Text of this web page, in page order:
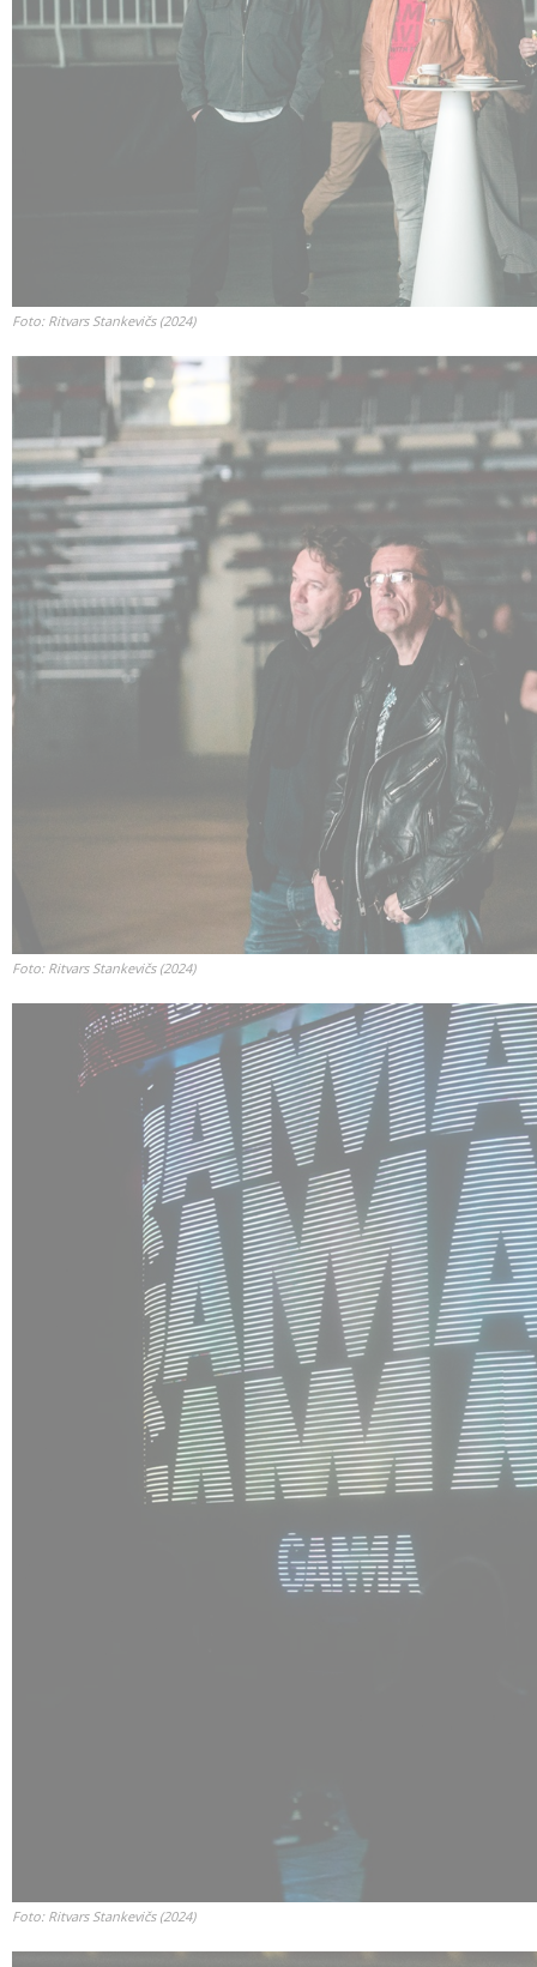
Foto: Ritvars Stankevičs (2024)
Foto: Ritvars Stankevičs (2024)
Foto: Ritvars Stankevičs (2024)